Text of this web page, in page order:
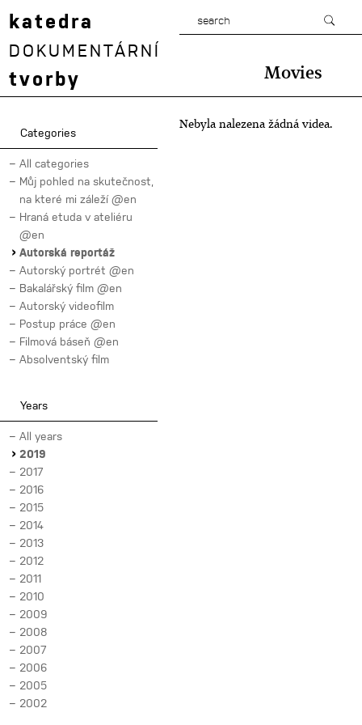
katedra
DOKUMENTÁRNÍ
tvorby Movies
Categories
All categories
Můj pohled na skutečnost,
na které mi záleží @en
Hraná etuda v ateliéru
@en
Autorská reportáž
Autorský portrét @en
Bakalářský film @en
Autorský videofilm
Postup práce @en
Filmová báseň @en
Absolventský film
Years
All years
2019
2017
2016
2015
2014
2013
2012
2011
2010
2009
2008
2007
2006
2005
2002
Nebyla nalezena žádná videa.